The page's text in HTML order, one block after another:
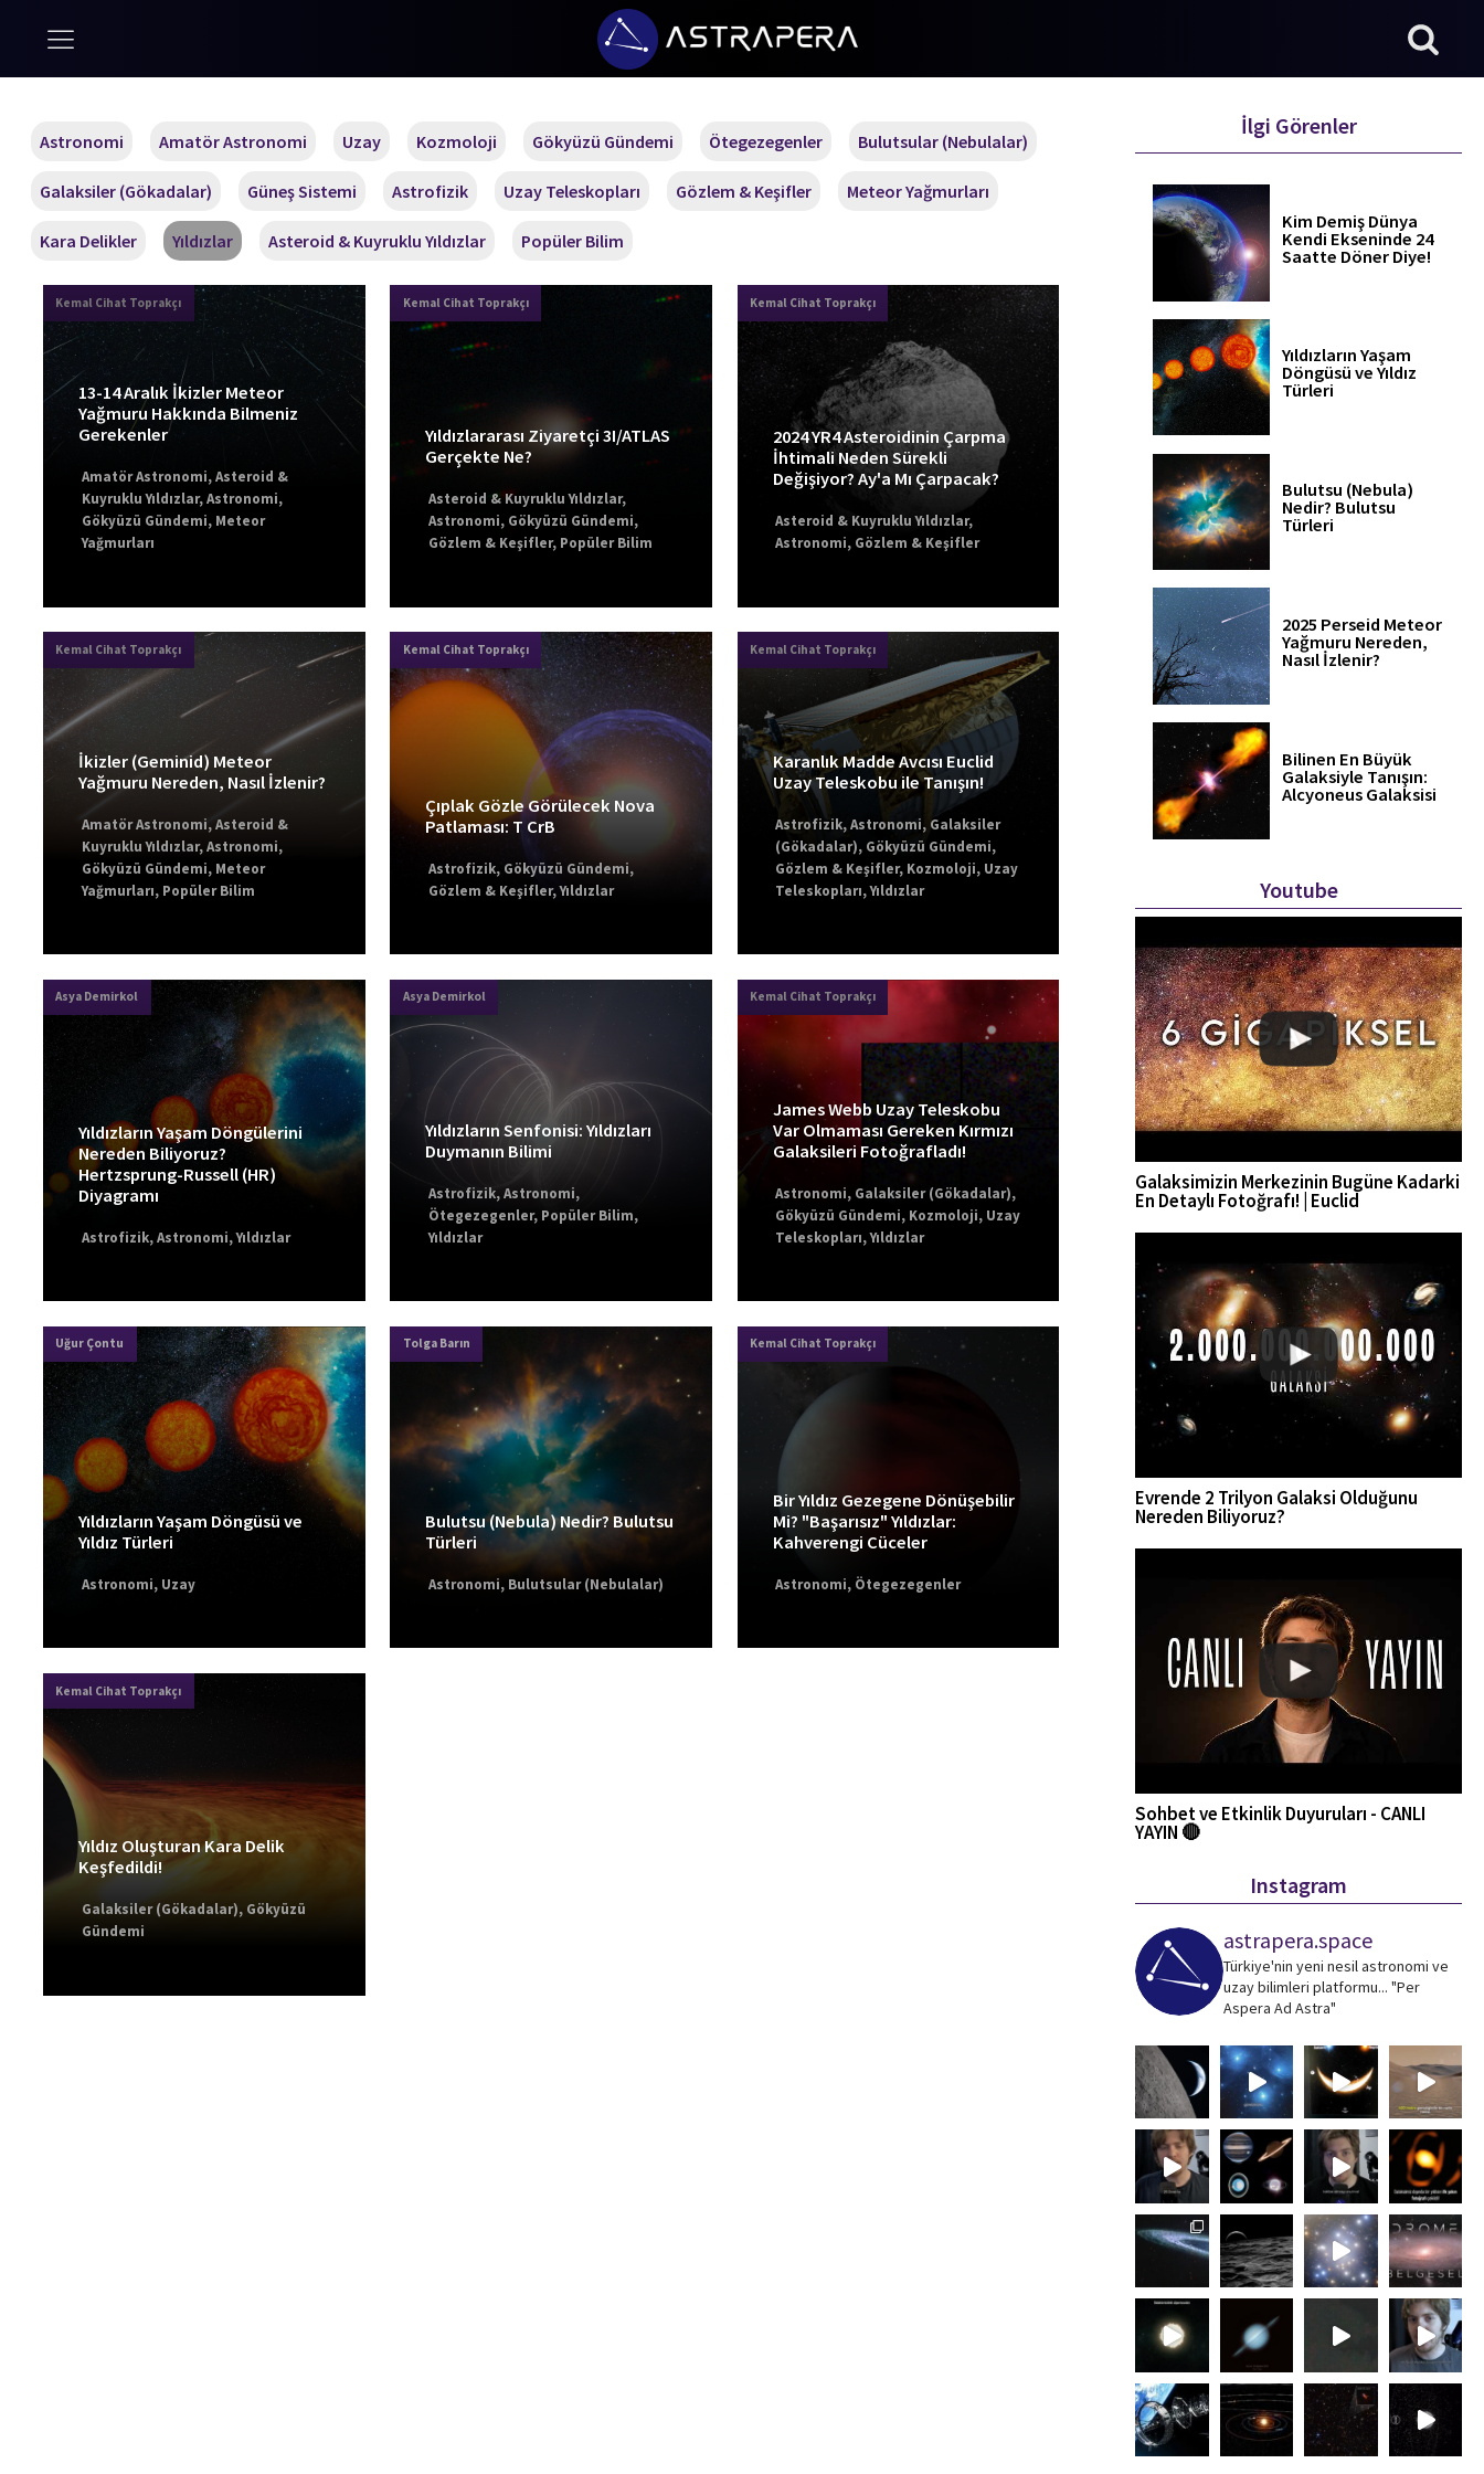
Astronomi Amatör Astronomi Uzay Kozmoloji Gökyüzü Gündemi Ötegezegenler Bulutsular (Nebulalar)
Galaksiler (Gökadalar) Güneş Sistemi Astrofizik Uzay Teleskopları Gözlem & Keşifler Meteor Yağmurları
Kara Delikler Yıldızlar Asteroid & Kuyruklu Yıldızlar Popüler Bilim
Kemal Cihat Toprakçı
13-14 Aralık İkizler Meteor
Yağmuru Hakkında Bilmeniz
Gerekenler
Amatör Astronomi,Asteroid &
Kuyruklu Yıldızlar,Astronomi,
Gökyüzü Gündemi, Meteor
Yağmurları
Kemal Cihat Toprakçı
Yıldızlararası Ziyaretçi 3I/ATLAS
Gerçekte Ne?
Asteroid & Kuyruklu Yıldızlar,
Astronomi, Gökyüzü Gündemi,
Gözlem & Keşifler, Popüler Bilim
Kemal Cihat Toprakçı
2024 YR4 Asteroidinin Çarpma
İhtimali Neden Sürekli
Değişiyor? Ay'a Mı Çarpacak?
Asteroid & Kuyruklu Yıldızlar,
Astronomi, Gözlem & Keşifler
Kemal Cihat Toprakçı
İkizler (Geminid) Meteor
Yağmuru Nereden, Nasıl İzlenir?
Amatör Astronomi,Asteroid &
Kuyruklu Yıldızlar,Astronomi,
Gökyüzü Gündemi, Meteor
Yağmurları, Popüler Bilim
Kemal Cihat Toprakçı
Çıplak Gözle Görülecek Nova
Patlaması: T CrB
Astrofizik, Gökyüzü Gündemi,
Gözlem & Keşifler,Yıldızlar
Kemal Cihat Toprakçı
Karanlık Madde Avcısı Euclid
Uzay Teleskobu ile Tanışın!
Astrofizik,Astronomi, Galaksiler
(Gökadalar), Gökyüzü Gündemi,
Gözlem & Keşifler, Kozmoloji, Uzay
Teleskopları,Yıldızlar
Asya Demirkol
Yıldızların Yaşam Döngülerini
Nereden Biliyoruz?
Hertzsprung-Russell (HR)
Diyagramı
Astrofizik,Astronomi,Yıldızlar
Asya Demirkol
Yıldızların Senfonisi: Yıldızları
Duymanın Bilimi
Astrofizik,Astronomi,
Ötegezegenler, Popüler Bilim,
Yıldızlar
Kemal Cihat Toprakçı
James Webb Uzay Teleskobu
Var Olmaması Gereken Kırmızı
Galaksileri Fotoğrafladı!
Astronomi, Galaksiler (Gökadalar),
Gökyüzü Gündemi, Kozmoloji, Uzay
Teleskopları,Yıldızlar
Uğur Çontu
Yıldızların Yaşam Döngüsü ve
Yıldız Türleri
Astronomi, Uzay
Tolga Barın
Bulutsu (Nebula) Nedir? Bulutsu
Türleri
Astronomi, Bulutsular (Nebulalar)
Kemal Cihat Toprakçı
Bir Yıldız Gezegene Dönüşebilir
Mi? "Başarısız" Yıldızlar:
Kahverengi Cüceler
Astronomi, Ötegezegenler
Kemal Cihat Toprakçı
Yıldız Oluşturan Kara Delik
Keşfedildi!
Galaksiler (Gökadalar), Gökyüzü
Gündemi
İlgi Görenler
Kim Demiş Dünya
Kendi Ekseninde 24
Saatte Döner Diye!
Yıldızların Yaşam
Döngüsü ve Yıldız
Türleri
Bulutsu (Nebula)
Nedir? Bulutsu
Türleri
2025 Perseid Meteor
Yağmuru Nereden,
Nasıl İzlenir?
Bilinen En Büyük
Galaksiyle Tanışın:
Alcyoneus Galaksisi
Youtube
Galaksimizin Merkezinin Bugüne Kadarki
En Detaylı Fotoğrafı! | Euclid
Evrende 2 Trilyon Galaksi Olduğunu
Nereden Biliyoruz?
Sohbet ve Etkinlik Duyuruları - CANLI
YAYIN 🔴
Instagram
astrapera.space
Türkiye'nin yeni nesil astronomi ve
uzay bilimleri platformu... "Per
Aspera Ad Astra"